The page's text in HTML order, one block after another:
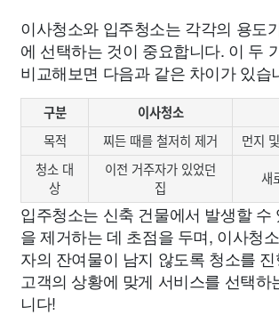
이사청소와 입주청소는 각각의 용도
에 선택하는 것이 중요합니다. 이 두
비교해보면 다음과 같은 차이가 있습
구분 이사청소
목적
찌든 때를 철저히 제거
먼지
청소 대
상
이전 거주자가 있었던
집
새
입주청소는 신축 건물에서 발생할 수
을 제거하는 데 초점을 두며, 이사청
자의 잔여물이 남지 않도록 청소를
고객의 상황에 맞게 서비스를 선택하
니다!